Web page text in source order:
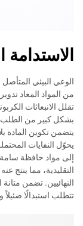
الاستدامة
من المواد المعاد
تقلل الانبعاثات
بشكل كبير من الطلب
يتضمن تكوين المادة
يحوّل النفايات
التقليدية، مما ينتج
النهائيين. تضمن
تتطلب استبدالًا ضئيلاً